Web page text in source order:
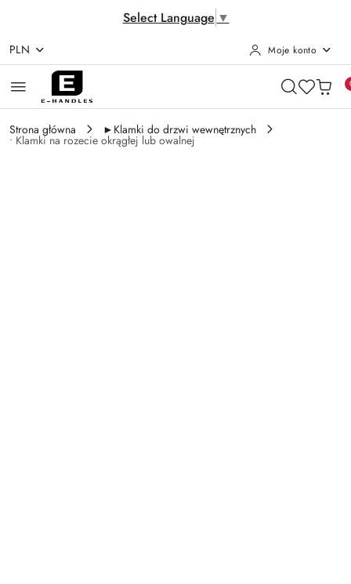
Select Language ▼
Przejdź do treści głównej
Przejdź do wyszukiwarki
Przejdź do moje konto
Przejdź do menu głównego
Przejdź do opisu produktu
Przejdź do stopki
PLN Moje konto
Strona główna ►Klamki do drzwi wewnętrznych
• Klamki na rozecie okrągłej lub owalnej